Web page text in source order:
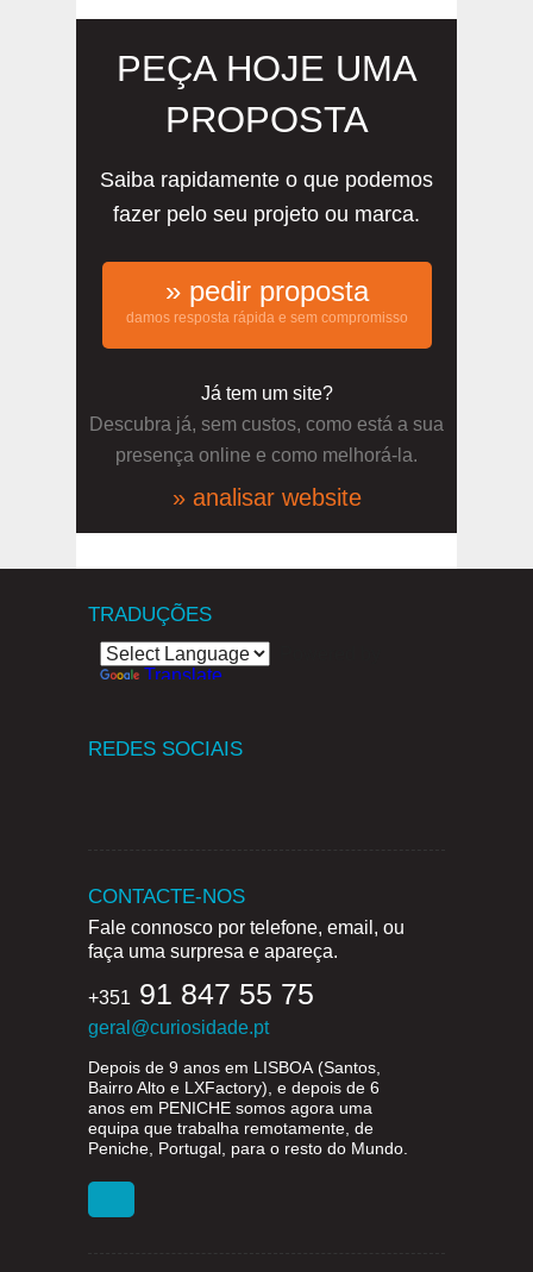
PEÇA HOJE UMA
PROPOSTA
Saiba rapidamente o que podemos
fazer pelo seu projeto ou marca.
» pedir proposta
damos resposta rápida e sem compromisso
Já tem um site?
Descubra já, sem custos, como está a sua
presença online e como melhorá-la.
» analisar website
TRADUÇÕES
Translate
REDES SOCIAIS
CONTACTE-NOS
Fale connosco por telefone, email, ou
faça uma surpresa e apareça.
+351 91 847 55 75
geral@curiosidade.pt
Depois de 9 anos em LISBOA(Santos,
Bairro Alto e LXFactory), e depois de 6
anos em PENICHE somos agora uma
equipa que trabalha remotamente, de
Peniche, Portugal, para o resto do Mundo.